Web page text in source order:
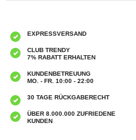
EXPRESSVERSAND
CLUB TRENDY
7% RABATT ERHALTEN
KUNDENBETREUUNG
MO. - FR. 10:00 - 22:00
30 TAGE RÜCKGABERECHT
ÜBER 8.000.000 ZUFRIEDENE
KUNDEN